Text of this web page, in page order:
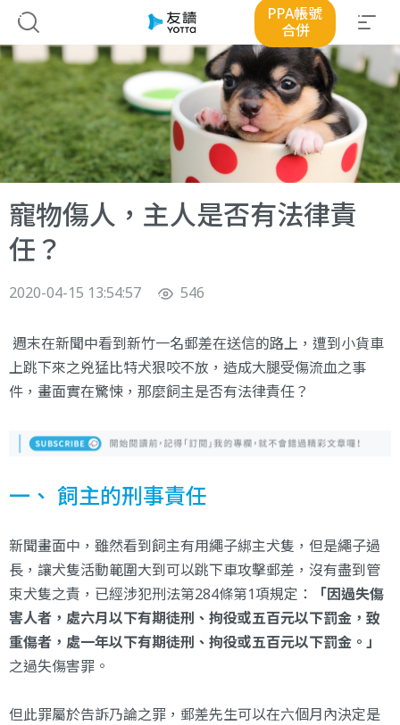
PPA帳號
合併
寵物傷人，主人是否有法律責
任？
2020-04-15 13:54:57 546
週末在新聞中看到新竹一名郵差在送信的路上，遭到小貨車
上跳下來之兇猛比特犬狠咬不放，造成大腿受傷流血之事
件，畫面實在驚悚，那麼飼主是否有法律責任？
一、 飼主的刑事責任
新聞畫面中，雖然看到飼主有用繩子綁主犬隻，但是繩子過
長，讓犬隻活動範圍大到可以跳下車攻擊郵差，沒有盡到管
束犬隻之責，已經涉犯刑法第284條第1項規定：
「因過失傷
害人者，處六月以下有期徒刑、拘役或五百元以下罰金，致
重傷者，處一年以下有期徒刑、拘役或五百元以下罰金。」
之過失傷害罪。
但此罪屬於告訴乃論之罪，郵差先生可以在六個月內決定是